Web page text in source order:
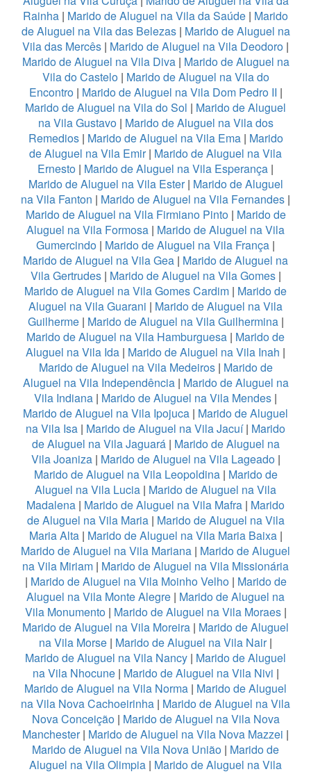
Rainha | Marido de Aluguel na Vila da Saúde | Marido
de Aluguel na Vila das Belezas| Marido de Aluguel na
Vila das Mercês | Marido de Aluguel na Vila Deodoro |
Marido de Aluguel na Vila Diva| Marido de Aluguel na
Vila do Castelo| Marido de Aluguel na Vila do
Encontro| Marido de Aluguel na Vila Dom Pedro II |
Marido de Aluguel na Vila do Sol | Marido de Aluguel
na Vila Gustavo| Marido de Aluguel na Vila dos
Remedios| Marido de Aluguel na Vila Ema| Marido
de Aluguel na Vila Emir| Marido de Aluguel na Vila
Ernesto | Marido de Aluguel na Vila Esperança |
Marido de Aluguel na Vila Ester| Marido de Aluguel
na Vila Fanton | Marido de Aluguel na Vila Fernandes |
Marido de Aluguel na Vila Firmiano Pinto| Marido de
Aluguel na Vila Formosa | Marido de Aluguel na Vila
Gumercindo | Marido de Aluguel na Vila França |
Marido de Aluguel na Vila Gea | Marido de Aluguel na
Vila Gertrudes| Marido de Aluguel na Vila Gomes|
Marido de Aluguel na Vila Gomes Cardim | Marido de
Aluguel na Vila Guarani | Marido de Aluguel na Vila
Guilherme| Marido de Aluguel na Vila Guilhermina|
Marido de Aluguel na Vila Hamburguesa | Marido de
Aluguel na Vila Ida | Marido de Aluguel na Vila Inah |
Marido de Aluguel na Vila Medeiros| Marido de
Aluguel na Vila Independência| Marido de Aluguel na
Vila Indiana | Marido de Aluguel na Vila Mendes |
Marido de Aluguel na Vila Ipojuca | Marido de Aluguel
na Vila Isa | Marido de Aluguel na Vila Jacuí| Marido
de Aluguel na Vila Jaguará| Marido de Aluguel na
Vila Joaniza| Marido de Aluguel na Vila Lageado|
Marido de Aluguel na Vila Leopoldina| Marido de
Aluguel na Vila Lucia | Marido de Aluguel na Vila
Madalena | Marido de Aluguel na Vila Mafra | Marido
de Aluguel na Vila Maria| Marido de Aluguel na Vila
Maria Alta| Marido de Aluguel na Vila Maria Baixa|
Marido de Aluguel na Vila Mariana | Marido de Aluguel
na Vila Miriam | Marido de Aluguel na Vila Missionária
| Marido de Aluguel na Vila Moinho Velho| Marido de
Aluguel na Vila Monte Alegre | Marido de Aluguel na
Vila Monumento| Marido de Aluguel na Vila Moraes|
Marido de Aluguel na Vila Moreira | Marido de Aluguel
na Vila Morse | Marido de Aluguel na Vila Nair|
Marido de Aluguel na Vila Nancy | Marido de Aluguel
na Vila Nhocune| Marido de Aluguel na Vila Nivi |
Marido de Aluguel na Vila Norma | Marido de Aluguel
na Vila Nova Cachoeirinha | Marido de Aluguel na Vila
Nova Conceição| Marido de Aluguel na Vila Nova
Manchester| Marido de Aluguel na Vila Nova Mazzei |
Marido de Aluguel na Vila Nova União | Marido de
Aluguel na Vila Olimpia | Marido de Aluguel na Vila